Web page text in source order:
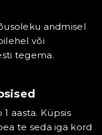
andmisel
või
tegema.
1 aasta. Küpsis
te seda iga kord